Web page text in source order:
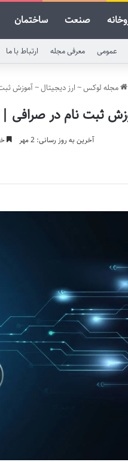
صنعت ساختمان
عمومی معرفی مجله ارتباط با ما
مجله لوکس~ ارز دیجیتال~آموزش ثبت
ثبت نام در صرافی |
آخرین به روز رسانی: 2 مهر